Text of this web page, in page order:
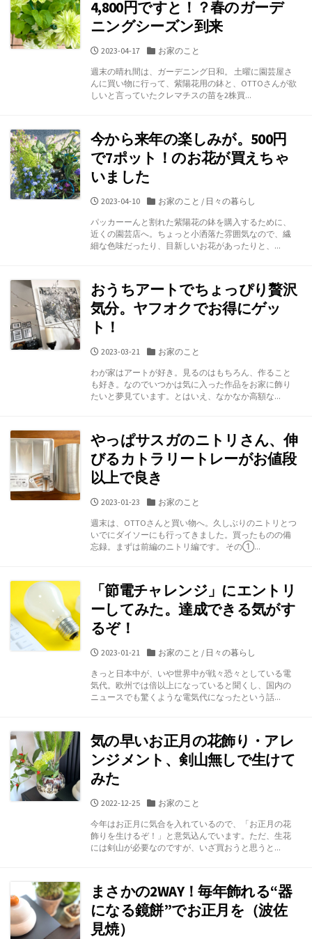
4,800円ですと！？春のガーデ
ニングシーズン到来
公
日
2023-04-17
カ
ゴ
リ
ー
お家のこと
週末の晴れ間は、ガーデニング日和。 土曜に園芸屋さ
んに買い物に行って、紫陽花用の鉢と、OTTOさんが欲
しいと言っていたクレマチスの苗を2株買...
今から来年の楽しみが。500円
で7ポット！のお花が買えちゃ
いました
公
日
2023-04-10
カ
ゴ
リ
ー
お家のこと / 日々の暮らし
パッカーーんと割れた紫陽花の鉢を購入するために、
近くの園芸店へ。ちょっと小洒落た雰囲気なので、繊
細な色味だったり、目新しいお花があったりと、...
おうちアートでちょっぴり贅沢
気分。ヤフオクでお得にゲッ
ト！
公
日
2023-03-21
カ
ゴ
リ
ー
お家のこと
わが家はアートが好き。見るのはもちろん、作ること
も好き。なのでいつかは気に入った作品をお家に飾り
たいと夢見ています。とはいえ、なかなか高額な...
やっぱサスガのニトリさん、伸
びるカトラリートレーがお値段
以上で良き
公
日
2023-01-23
カ
ゴ
リ
ー
お家のこと
週末は、OTTOさんと買い物へ。久しぶりのニトリとつ
いでにダイソーにも行ってきました。買ったものの備
忘録。まずは前編のニトリ編です。 その①...
「節電チャレンジ」にエントリ
ーしてみた。達成できる気がす
るぞ！
公
日
2023-01-21
カ
ゴ
リ
ー
お家のこと / 日々の暮らし
きっと日本中が、いや世界中が戦々恐々としている電
気代。欧州では倍以上になっていると聞くし、国内の
ニュースでも驚くような電気代になったという話...
気の早いお正月の花飾り・アレ
ンジメント、剣山無しで生けて
みた
公
日
2022-12-25
カ
ゴ
リ
ー
お家のこと
今年はお正月に気合を入れているので、「お正月の花
飾りを生けるぞ！」と意気込んでいます。ただ、生花
には剣山が必要なのですが、いざ買おうと思うと...
まさかの2WAY！毎年飾れる“器
になる鏡餅”でお正月を（波佐
見焼）